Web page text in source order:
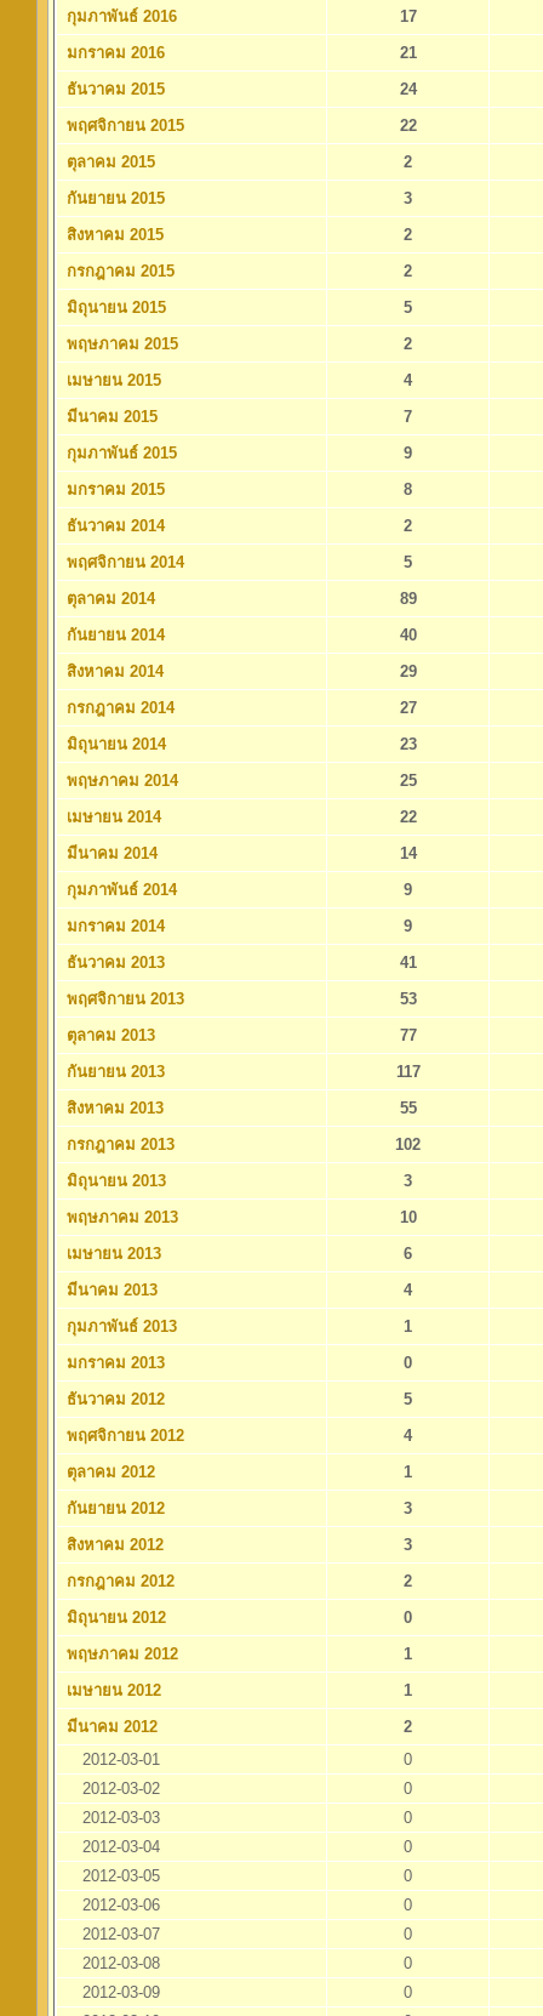
กุมภาพันธ์ 2016
17
มกราคม 2016
21
ธันวาคม 2015
24
พฤศจิกายน 2015
22
ตุลาคม 2015
2
กันยายน 2015
3
สิงหาคม 2015
2
กรกฎาคม 2015
2
มิถุนายน 2015
5
พฤษภาคม 2015
2
เมษายน 2015
4
มีนาคม 2015
7
กุมภาพันธ์ 2015
9
มกราคม 2015
8
ธันวาคม 2014
2
พฤศจิกายน 2014
5
ตุลาคม 2014
89
กันยายน 2014
40
สิงหาคม 2014
29
กรกฎาคม 2014
27
มิถุนายน 2014
23
พฤษภาคม 2014
25
เมษายน 2014
22
มีนาคม 2014
14
กุมภาพันธ์ 2014
9
มกราคม 2014
9
ธันวาคม 2013
41
พฤศจิกายน 2013
53
ตุลาคม 2013
77
กันยายน 2013
117
สิงหาคม 2013
55
กรกฎาคม 2013
102
มิถุนายน 2013
3
พฤษภาคม 2013
10
เมษายน 2013
6
มีนาคม 2013
4
กุมภาพันธ์ 2013
1
มกราคม 2013
0
ธันวาคม 2012
5
พฤศจิกายน 2012
4
ตุลาคม 2012
1
กันยายน 2012
3
สิงหาคม 2012
3
กรกฎาคม 2012
2
มิถุนายน 2012
0
พฤษภาคม 2012
1
เมษายน 2012
1
มีนาคม 2012
2
2012-03-01
0
2012-03-02
0
2012-03-03
0
2012-03-04
0
2012-03-05
0
2012-03-06
0
2012-03-07
0
2012-03-08
0
2012-03-09
0